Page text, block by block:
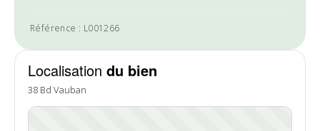
Référence : L001266
Localisation du bien
38 Bd Vauban